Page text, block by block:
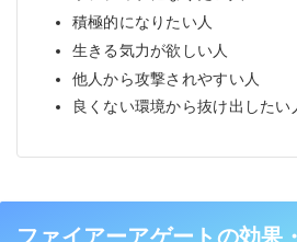
積極的になりたい人
生きる気力が欲しい人
他人から攻撃されやすい人
良くない環境から抜け出したい
ファイアーアゲートの効果